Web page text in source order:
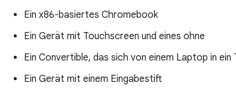
Ein x86-basiertes Chromebook
Ein Gerät mit Touchscreen und eines ohne
Ein Convertible, das sich von einem Laptop in
Ein Gerät mit einem Eingabestift